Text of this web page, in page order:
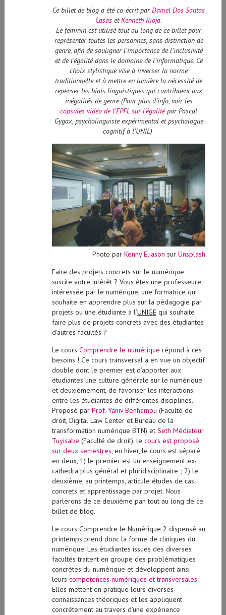
Ce billet de blog a été co-écrit parDaniel Dos Santos
Casas etKenneth Rioja.
Le féminin est utilisé tout au long de ce billet pour
représenter toutes les personnes, sans distinction de
genre, afin de souligner l’importance de l’inclusivité
et de l’égalité dans le domaine de l’informatique. Ce
choix stylistique vise à inverser la norme
traditionnelle et à mettre en lumière la nécessité de
repenser les biais linguistiques qui contribuent aux
inégalités de genre (Pour plus d’info, voir les
capsules vidéo de l’EPFL sur l’égalitépar Pascal
Gygax, psycholinguiste expérimental et psychologue
cognitif à l’UNIL)
Photo parKenny Eliason surUnsplash
Faire des projets concrets sur le numérique
suscite votre intérêt ? Vous êtes une professeure
intéressée par le numérique, une formatrice qui
souhaite en apprendre plus sur la pédagogie par
projets ou une étudiante à l’UNIGEqui souhaite
faire plus de projets concrets avec des étudiantes
d’autres facultés ?
Le cours Comprendre le numérique répond à ces
besoins ! Ce courstransversala en vue un objectif
double dont le premier est d’apporter aux
étudiantes une culture générale sur le numérique
et deuxièmement, de favoriser les interactions
entre les étudiantes de différentes disciplines.
Proposé par Prof. Yaniv Benhamou (Faculté de
droit, Digital Law Center et Bureau de la
transformation numérique BTN) et Seth Médiateur
Tuyisabe (Faculté de droit), le cours est proposé
sur deux semestres, en hiver, le cours est séparé
en deux, 1) le premier est un enseignement ex-
cathedra plus général et pluridisciplinaire ; 2) le
deuxième, au printemps, articule études de cas
concrets et apprentissage par projet. Nous
parlerons de ce deuxième pan tout au long de ce
billet de blog.
Le cours Comprendre le Numérique 2 dispensé au
printemps prend donc la forme de cliniques du
numérique. Les étudiantes issues des diverses
facultés traitent en groupe des problématiques
concrètes du numérique et développent ainsi
leurs compétences numériques et transversales.
Elles mettent en pratique leurs diverses
connaissances théoriques et les appliquent
concrètement au travers d’une expérience